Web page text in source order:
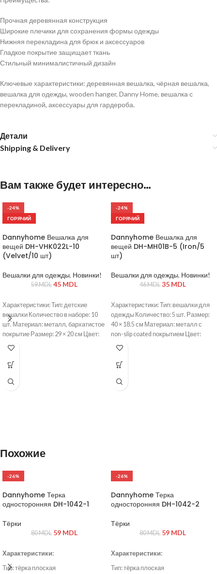
Прочная деревянная конструкция
Широкие плечики для сохранения формы одежды
Нижняя перекладина для брюк и аксессуаров
Гладкое покрытие защищает ткань
Стильный минималистичный дизайн
Ключевые характеристики: деревянная вешалка, чёрная вешалка,
вешалка для одежды, wooden hanger, Danny Home, вешалка с
перекладиной, аксессуары для гардероба.
Детали
Shipping & Delivery
Вам также будет интересно…
-24%
ГОРЯЧИЙ
Dannyhome Вешалка для
вещей DH-VHK022L-10
(Velvet/10 шт)
Вешалки для одежды, Новинки!
59MDL 45 MDL
Характеристики: Тип: детские
вешалки Количество в наборе: 10
шт. Материал: металл, бархатистое
покрытие Размер: 29 × 20 см Цвет:
голубой Крючок: металлический
-24%
ГОРЯЧИЙ
Dannyhome Вешалка для
вещей DH-MH01B-5 (Iron/5
шт)
Вешалки для одежды, Новинки!
46MDL 35 MDL
Характеристики: Тип: вешалки для
одежды Количество: 5 шт. Размер:
40 × 18.5 см Материал: металл с
non-slip coated покрытием Цвет:
черный
Похожие
-26%
Dannyhome Терка
односторонняя DH-1042-1
Тёрки
80MDL 59 MDL
Характеристики:
Тип: тёрка плоская
-26%
Dannyhome Терка
односторонняя DH-1042-2
Тёрки
80MDL 59 MDL
Характеристики:
Тип: тёрка плоская